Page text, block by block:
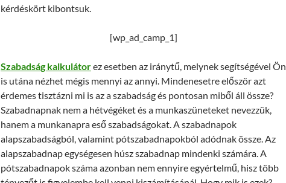
kérdéskört kibontsuk.
[wp_ad_camp_1]
Szabadság kalkulátorez esetben az iránytű, melynek segítségével Ön
is utána nézhet mégis mennyi az annyi. Mindenesetre először azt
érdemes tisztázni mi is az a szabadság és pontosan miből áll össze?
Szabadnapnak nem a hétvégéket és a munkaszüneteket nevezzük,
hanem a munkanapra eső szabadságokat. A szabadnapok
alapszabadságból, valamint pótszabadnapokból adódnak össze. Az
alapszabadnap egységesen húsz szabadnap mindenki számára. A
pótszabadnapok száma azonban nem ennyire egyértelmű, hisz több